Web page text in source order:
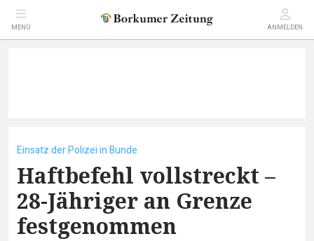
MENÜ ANMELDEN
Einsatz der Polizei in Bunde
Haftbefehl vollstreckt –
28-Jähriger an Grenze
festgenommen